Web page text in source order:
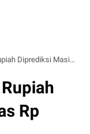
di Atas Rp 17.000 per Dolar AS
Rp